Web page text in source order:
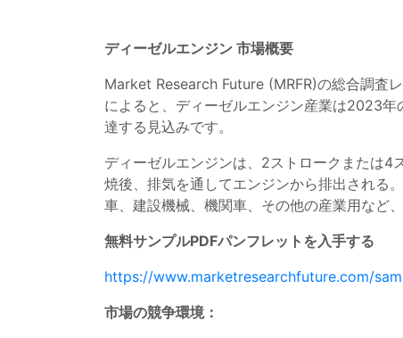
ディーゼルエンジン 市場概要
Market Research Future (MRFR)の総合調査
によると、ディーゼルエンジン産業は2023
達する見込みです。
ディーゼルエンジンは、2ストロークまたは4
焼後、排気を通してエンジンから排出される
車、建設機械、機関車、その他の産業用など
無料サンプルPDFパンフレットを入手する
https://www.marketresearchfuture.com/
市場の競争環境：